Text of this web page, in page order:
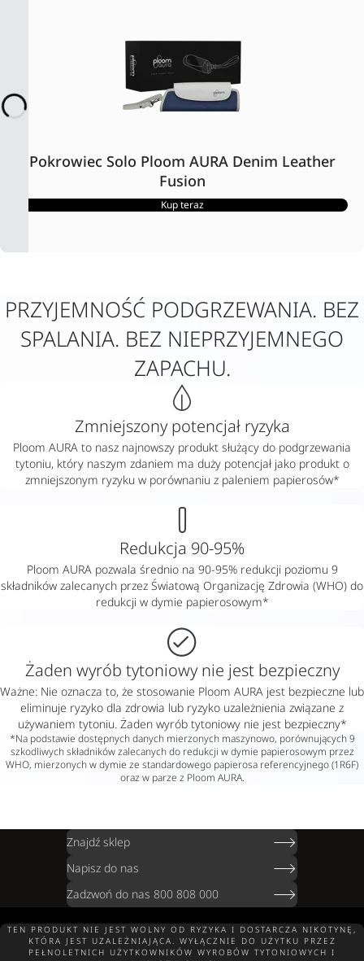
Pokrowiec Solo Ploom AURA Denim Leather
Fusion
Kup teraz
PRZYJEMNOŚĆ PODGRZEWANIA. BEZ
SPALANIA. BEZ NIEPRZYJEMNEGO
ZAPACHU.
Zmniejszony potencjał ryzyka
Ploom AURA to nasz najnowszy produkt służący do podgrzewania
tytoniu, który naszym zdaniem ma duży potencjał jako produkt o
zmniejszonym ryzyku w porównaniu z paleniem papierosów*
Redukcja 90-95%
Ploom AURA pozwala średnio na 90-95% redukcji poziomu 9
składników zalecanych przez Światową Organizację Zdrowia (WHO) do
redukcji w dymie papierosowym*
Żaden wyrób tytoniowy nie jest bezpieczny
Ważne: Nie oznacza to, że stosowanie Ploom AURA jest bezpieczne lub
eliminuje ryzyko dla zdrowia lub ryzyko uzależnienia związane z
używaniem tytoniu. Żaden wyrób tytoniowy nie jest bezpieczny*
*Na podstawie dostępnych danych mierzonych maszynowo, porównujących 9
szkodliwych składników zalecanych do redukcji w dymie papierosowym przez
WHO, mierzonych w dymie ze standardowego papierosa referencyjnego (1R6F)
oraz w parze z Ploom AURA.
Znajdź sklep
Napisz do nas
Zadzwoń do nas 800 808 000
TEN PRODUKT NIE JEST WOLNY OD RYZYKA I DOSTARCZA NIKOTYNĘ,
KTÓRA JEST UZALEŻNIAJĄCA. WYŁĄCZNIE DO UŻYTKU PRZEZ
PEŁNOLETNICH UŻYTKOWNIKÓW WYROBÓW TYTONIOWYCH I